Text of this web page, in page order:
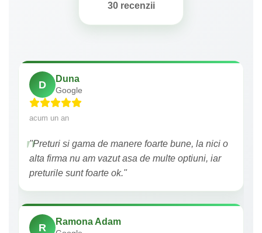
30 recenzii
D
Duna
Google
acum un an
"Preturi si gama de manere foarte bune, la nici o
alta firma nu am vazut asa de multe optiuni, iar
preturile sunt foarte ok."
R
Ramona Adam